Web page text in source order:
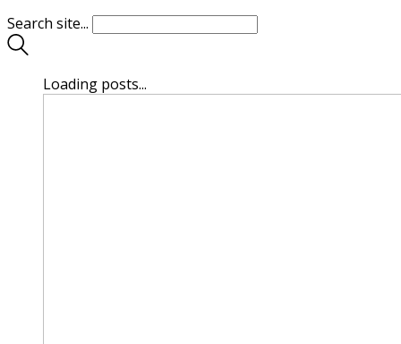
Search site...
Loading posts...